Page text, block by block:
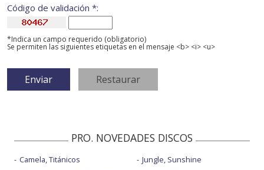
Código de validación *:
*Indica un campo requerido (obligatorio)
Se permiten las siguientes etiquetas en el mensaje <b> <i> <u>
PRO. NOVEDADES DISCOS
Camela, Titánicos
Jungle, Sunshine